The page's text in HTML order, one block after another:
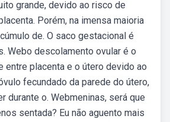
grande, devido ao risco de
Porém, na imensa maioria
de. O saco gestacional é
Webo descolamento ovular é o
entre placenta e o útero devido ao
fecundado da parede do útero,
durante o. Webmeninas, será que
sentada? Eu não aguento mais